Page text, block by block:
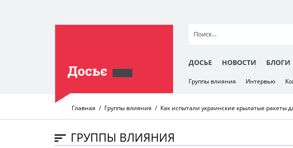
ДОСЬЕ НОВОСТИ БЛОГИ
Группы влияния Интервью
Главная Группы влияния Как испытали украинские крылатые
ГРУППЫ ВЛИЯНИЯ